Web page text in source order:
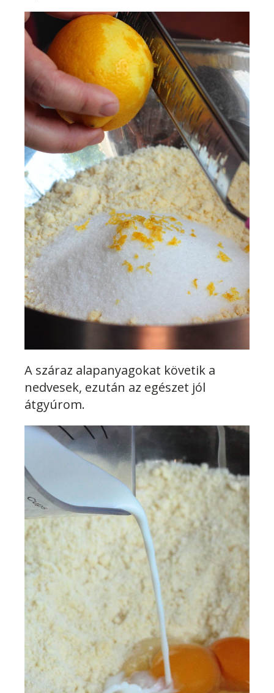
A száraz alapanyagokat követik a
nedvesek, ezután az egészet jól
átgyúrom.